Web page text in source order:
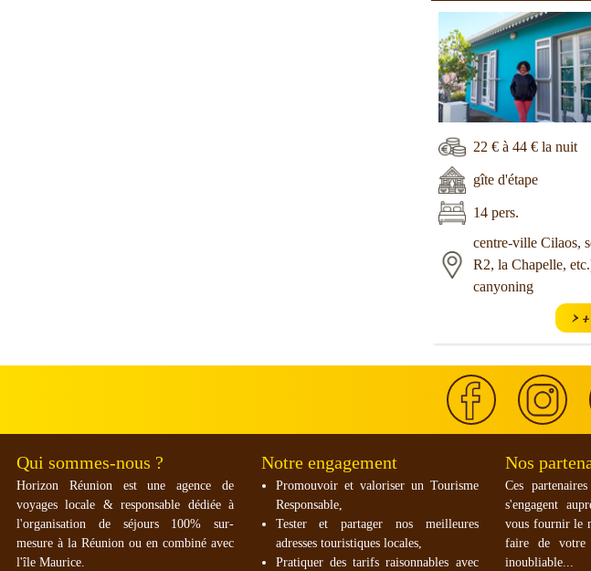
22 € à 44 € la nuit
gîte d'étape
14 pers.
centre-ville Cilaos,
R2, la Chapelle,
canyoning
>
Qui sommes-nous ?
Horizon Réunion est une agence de
voyages locale & responsable dédiée à
l'organisation de séjours 100% sur-
mesure à la Réunion ou en combiné avec
l'île Maurice.
Notre engagement
Promouvoir et valoriser un Tourisme
Responsable,
Tester et partager nos meilleures
adresses touristiques locales,
Pratiquer des tarifs raisonnables avec
Nos
Ces
s'engagent
vous fournir le
faire de votre
inoubliable...